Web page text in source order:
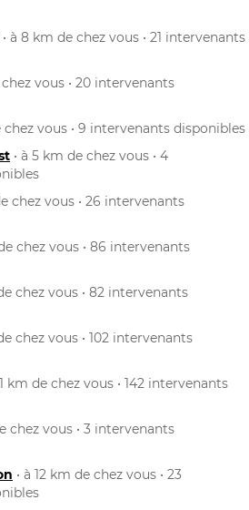
• à 8 km de chez vous • 21 intervenants
chez vous • 20 intervenants
chez vous • 9 intervenants disponibles
• à 5 km de chez vous • 4
chez vous • 26 intervenants
chez vous • 86 intervenants
chez vous • 82 intervenants
chez vous • 102 intervenants
km de chez vous • 142 intervenants
chez vous • 3 intervenants
• à 12 km de chez vous • 23